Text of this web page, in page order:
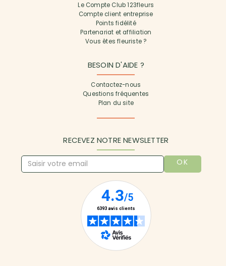
Le Compte Club 123fleurs
Compte client entreprise
Points fidélité
Partenariat et affiliation
Vous êtes fleuriste ?
BESOIN D'AIDE ?
Contactez-nous
Questions fréquentes
Plan du site
RECEVEZ NOTRE NEWSLETTER
OK